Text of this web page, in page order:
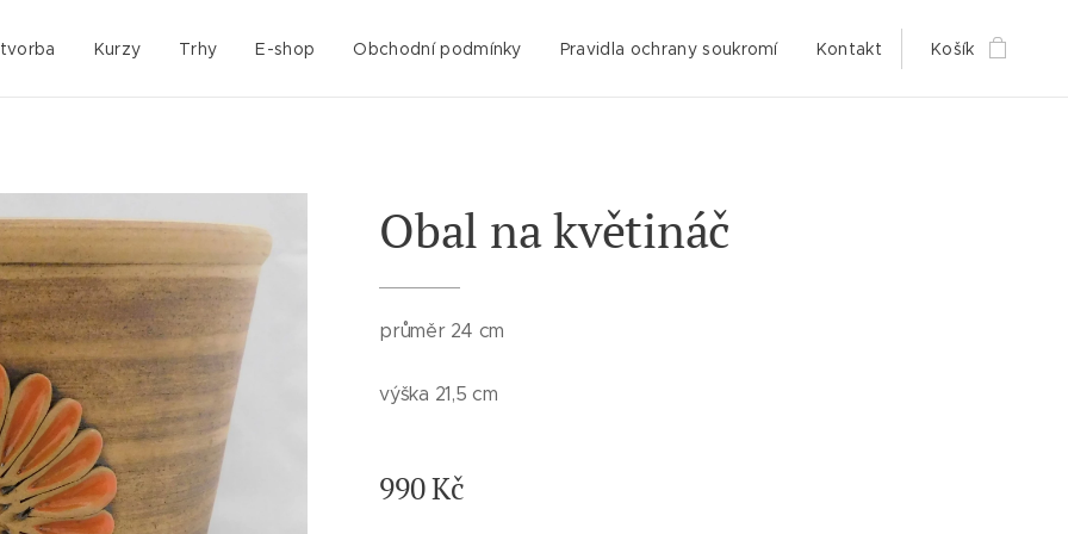
Kurzy Trhy E-shop Obchodní podmínky Pravidla ochrany soukromí Kontakt Košík
Obal na květináč
průměr 24 cm
výška 21,5 cm
990Kč